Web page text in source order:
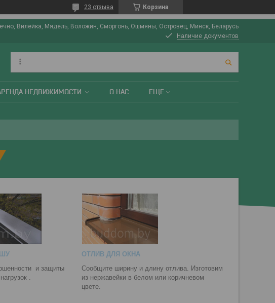
Корзина
23 отзыва
Вилейка, Мядель, Воложин, Сморгонь, Ошмяны, Островец, Минск, Беларусь
Наличие документов
НЕДВИЖИМОСТИ О НАС ЕЩЕ
и защиты
.
ОТЛИВ ДЛЯ ОКНА
Сообщите ширину и длину отлива. Изготовим
из нержавейки в белом или коричневом
цвете.